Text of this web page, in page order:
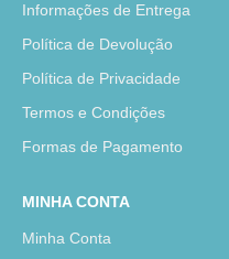
Informações de Entrega
Política de Devolução
Política de Privacidade
Termos e Condições
Formas de Pagamento
MINHA CONTA
Minha Conta